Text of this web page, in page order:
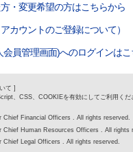
・変更希望の方はこちらから
カウントのご登録について）
員管理画面)へのログインはこ
て ]
、CSS、COOKIEを有効にしてご利用くだ
Chief Financial Officers . All rights reserved.
Human Resources Officers . All rights
Legal Officers . All rights reserved.